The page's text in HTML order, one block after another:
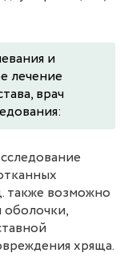
и
лечение
врач
также возможно
оболочки,
хряща.